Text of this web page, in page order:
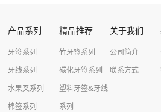
产品系列
牙签系列
牙线系列
水果叉系列
棉签系列
精品推荐
竹牙签系列
碳化牙签系列
塑料牙签&牙线
系列
关于我们
公司简介
联系方式